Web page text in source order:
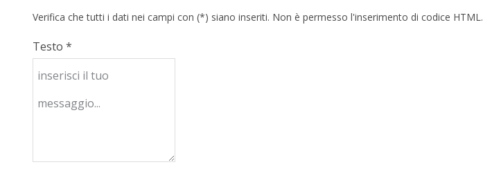
Verifica che tutti i dati nei campi con (*) siano inseriti. Non è permesso l'inserimento di codice HTML.
Testo *